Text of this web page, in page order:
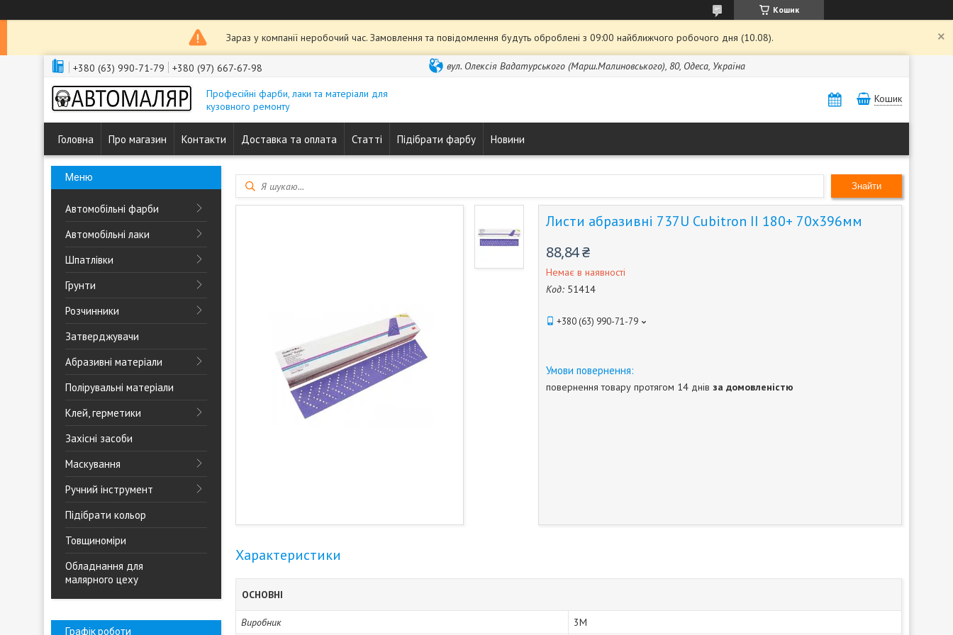
Кошик
Зараз у компанії неробочий час. Замовлення та повідомлення будуть оброблені з 09:00 найближчого робочого дня (10.08).
+380 (63) 990-71-79 +380 (97) 667-67-98 вул. Олексія Вадатурського (Марш.Малиновського), 80, Одеса, Україна
Професійні фарби, лаки та матеріали для
кузовного ремонту
Кошик
Головна Про магазин Контакти Доставка та оплата Статті Підібрати фарбу Новини
Автомобільні фарби
Автомобільні лаки
Шпатлівки
Грунти
Розчинники
Затверджувачи
Абразивні матеріали
Полірувальні матеріали
Клей, герметики
Захісні засоби
Маскування
Ручний інструмент
Підібрати кольор
Товщиноміри
Обладнання для
малярного цеху
Графік роботи
Знайти
Листи абразивні 737U Cubitron II 180+ 70х396мм
88,84 ₴
Немає в наявності
Код: 51414
+380 (63) 990-71-79
повернення товару протягом 14 днів за домовленістю
Характеристики
ОСНОВНІ
Виробник 3М